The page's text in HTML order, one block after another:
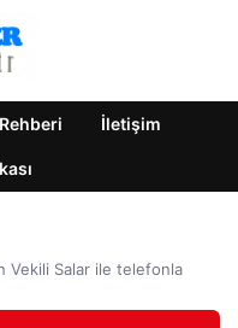
İletişim
Vekili Salar ile telefonla